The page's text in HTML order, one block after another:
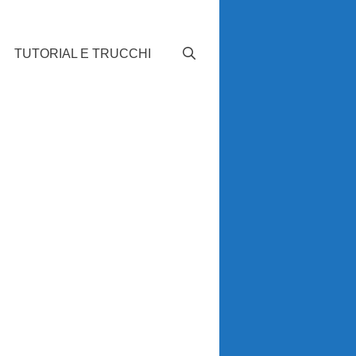
TUTORIAL E TRUCCHI